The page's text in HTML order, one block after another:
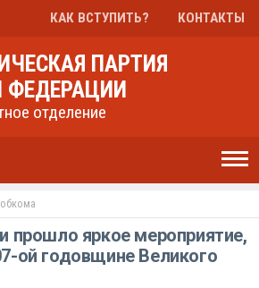
КАК ВСТУПИТЬ? КОНТАКТЫ
ПАРТИЯ
ФЕДЕРАЦИИ
отделение
прошло яркое мероприятие,
ой годовщине Великого